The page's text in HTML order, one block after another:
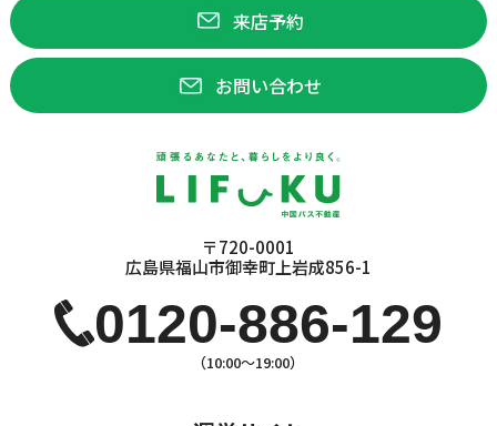
来店予約
お問い合わせ
〒720-0001
広島県福山市御幸町上岩成856-1
0120-886-129
（10:00〜19:00）